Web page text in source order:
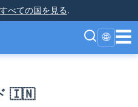
すべての国を見る.
🌐 ☰
🇮🇳